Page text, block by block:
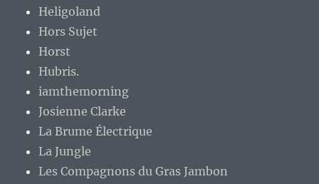
Heligoland
Hors Sujet
Horst
Hubris.
iamthemorning
Josienne Clarke
La Brume Électrique
La Jungle
Les Compagnons du Gras Jambon